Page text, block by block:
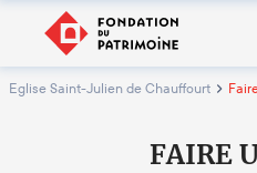
Eglise Saint-Julien de Chauffourt
FAIRE